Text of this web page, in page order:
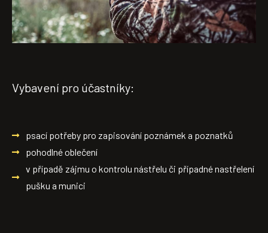
Vybavení pro účastníky:
psací potřeby pro zapisování poznámek a poznatků
pohodlné oblečení
v případě zájmu o kontrolu nástřelu či případné nastřelení
pušku a munici